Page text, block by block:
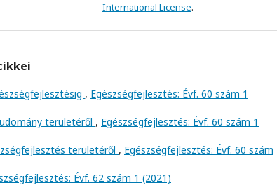
International License.
, Egészségfejlesztés: Évf. 60 szám 1
területéről , Egészségfejlesztés: Évf. 60 szám 1
területéről , Egészségfejlesztés: Évf. 60 szám
Évf. 62 szám 1 (2021)